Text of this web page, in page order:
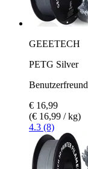
GEEETECH
PETG Silver
€ 16,99
(€ 16,99 / kg)
4.3 (8)